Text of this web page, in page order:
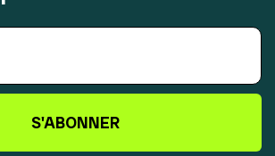
S'ABONNER